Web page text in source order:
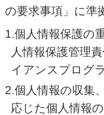
の要求事項」に準
1.個人情報保護の
人情報保護管理
イアンスプログ
2.個人情報の収集
応じた個人情報